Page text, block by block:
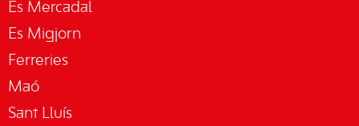
Es Mercadal
Es Migjorn
Ferreries
Maó
Sant Lluís